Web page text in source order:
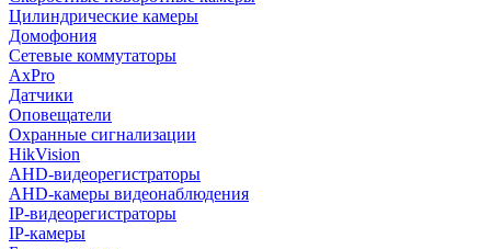
Цилиндрические камеры
Домофония
Сетевые коммутаторы
AxPro
Датчики
Оповещатели
Охранные сигнализации
HikVision
AHD-видеорегистраторы
AHD-камеры видеонаблюдения
IP-видеорегистраторы
IP-камеры